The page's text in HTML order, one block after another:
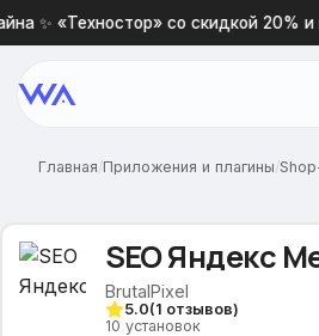
✨ «Техностор» со скидкой 20% и
Главная/Приложения и плагины/
SEO Яндекс
BrutalPixel
5.0(1 отзывов)
10 установок